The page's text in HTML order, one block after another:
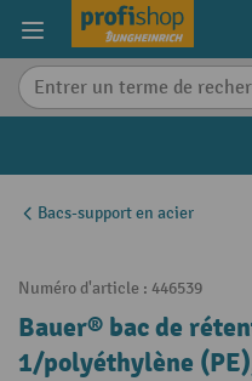
content
Bacs-support en acier
Numéro d'article : 446539
Bauer® bac de
1/polyéthylène